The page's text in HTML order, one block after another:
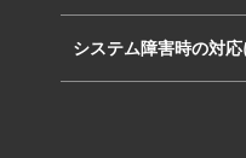
システム障害時の対